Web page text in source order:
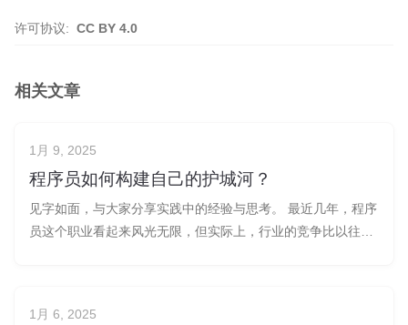
许可协议: CC BY 4.0
相关文章
1月 9, 2025
程序员如何构建自己的护城河？
见字如面，与大家分享实践中的经验与思考。 最近几年，程序
员这个职业看起来风光无限，但实际上，行业的竞争比以往任
1月 6, 2025